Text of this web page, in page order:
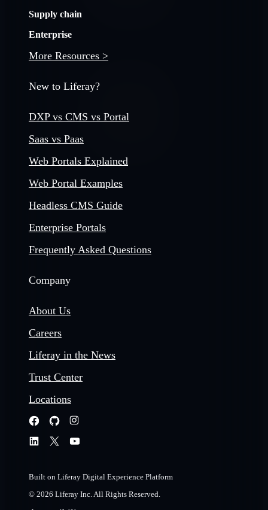
Supply chain
Enterprise
More Resources >
New to Liferay?
DXP vs CMS vs Portal
Saas vs Paas
Web Portals Explained
Web Portal Examples
Headless CMS Guide
Enterprise Portals
Frequently Asked Questions
Company
About Us
Careers
Liferay in the News
Trust Center
Locations
Built on Liferay Digital Experience Platform
© 2026 Liferay Inc. All Rights Reserved.